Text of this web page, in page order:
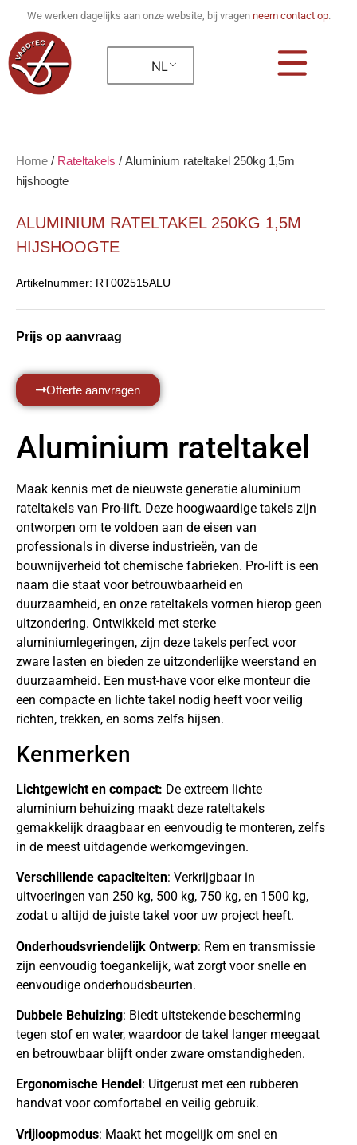
We werken dagelijks aan onze website, bij vragen neem contact op.
NL
Home / Rateltakels / Aluminium rateltakel 250kg 1,5m
hijshoogte
ALUMINIUM RATELTAKEL 250KG 1,5M
HIJSHOOGTE
Artikelnummer: RT002515ALU
Prijs op aanvraag
Offerte aanvragen
Aluminium rateltakel
Maak kennis met de nieuwste generatie aluminium
rateltakels van Pro-lift. Deze hoogwaardige takels zijn
ontworpen om te voldoen aan de eisen van
professionals in diverse industrieën, van de
bouwnijverheid tot chemische fabrieken. Pro-lift is een
naam die staat voor betrouwbaarheid en
duurzaamheid, en onze rateltakels vormen hierop geen
uitzondering. Ontwikkeld met sterke
aluminiumlegeringen, zijn deze takels perfect voor
zware lasten en bieden ze uitzonderlijke weerstand en
duurzaamheid. Een must-have voor elke monteur die
een compacte en lichte takel nodig heeft voor veilig
richten, trekken, en soms zelfs hijsen.
Kenmerken
Lichtgewicht en compact: De extreem lichte
aluminium behuizing maakt deze rateltakels
gemakkelijk draagbaar en eenvoudig te monteren, zelfs
in de meest uitdagende werkomgevingen.
Verschillende capaciteiten: Verkrijgbaar in
uitvoeringen van 250 kg, 500 kg, 750 kg, en 1500 kg,
zodat u altijd de juiste takel voor uw project heeft.
Onderhoudsvriendelijk Ontwerp: Rem en transmissie
zijn eenvoudig toegankelijk, wat zorgt voor snelle en
eenvoudige onderhoudsbeurten.
Dubbele Behuizing: Biedt uitstekende bescherming
tegen stof en water, waardoor de takel langer meegaat
en betrouwbaar blijft onder zware omstandigheden.
Ergonomische Hendel : Uitgerust met een rubberen
handvat voor comfortabel en veilig gebruik.
Vrijloopmodus: Maakt het mogelijk om snel en